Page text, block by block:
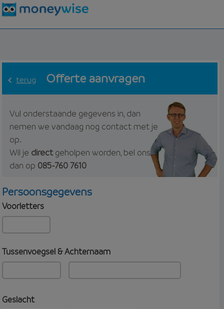
terug Offerte aanvragen
Vul onderstaande gegevens in, dan
nemen we vandaag nog contact met je
op.
Wil je directgeholpen worden, bel ons
dan op 085-760 7610
Persoonsgegevens
Voorletters
Tussenvoegsel & Achternaam
Geslacht